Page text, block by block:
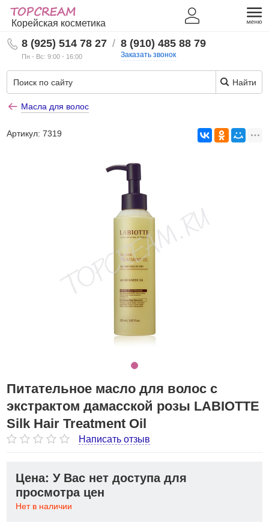
Корейская косметика
8 (925) 514 78 27
Пн - Вс: 9:00 - 16:00
/ 8 (910) 485 88 79
Заказать звонок
Найти
Масла для волос
Артикул:7319
Питательное масло для волос с
экстрактом дамасской розы LABIOTTE
Silk Hair Treatment Oil
Написать отзыв
Цена: У Вас нет доступа для
просмотра цен
Нет в наличии